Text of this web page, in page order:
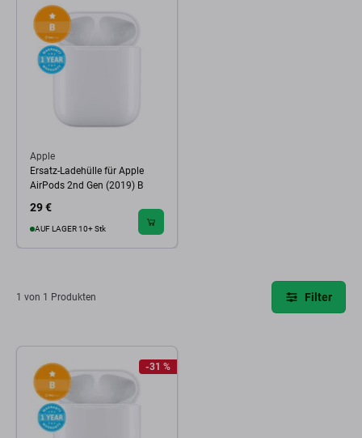
Apple
Ersatz-Ladehülle für Apple
AirPods 2nd Gen (2019) B
29 €
AUF LAGER 10+ Stk
1 von 1 Produkten Filter
-31 %